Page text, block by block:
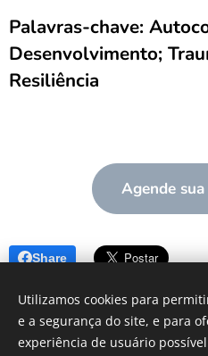
Palavras-chave:
Desenvolvimento;
Resiliência
Agende
Share
© 2024 - 2025 PSC
Utilizamos cookies para
e a segurança do site, e para
experiência de usuário